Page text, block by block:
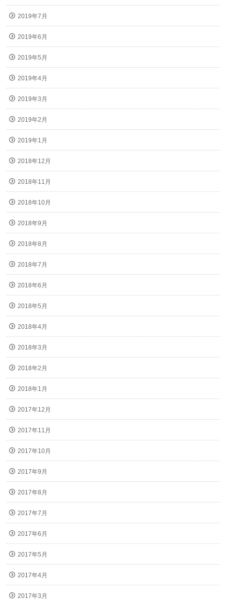
2019年7月
2019年6月
2019年5月
2019年4月
2019年3月
2019年2月
2019年1月
2018年12月
2018年11月
2018年10月
2018年9月
2018年8月
2018年7月
2018年6月
2018年5月
2018年4月
2018年3月
2018年2月
2018年1月
2017年12月
2017年11月
2017年10月
2017年9月
2017年8月
2017年7月
2017年6月
2017年5月
2017年4月
2017年3月